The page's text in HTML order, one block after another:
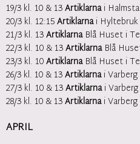
19/3 kl. 10 & 13Artiklarnai
20/3 kl. 12:15Artiklarnai Hyltebruk
21/3 kl. 13Artiklarna Blå Huset i
22/3 kl. 10 & 13ArtiklarnaBlå
23/3 kl. 10ArtiklarnaBlå Huset i
26/3 kl. 10 & 13Artiklarnai Varberg
27/3 kl. 10 & 13Artiklarnai Varberg
28/3 kl. 10 & 13Artiklarnai Varberg
APRIL